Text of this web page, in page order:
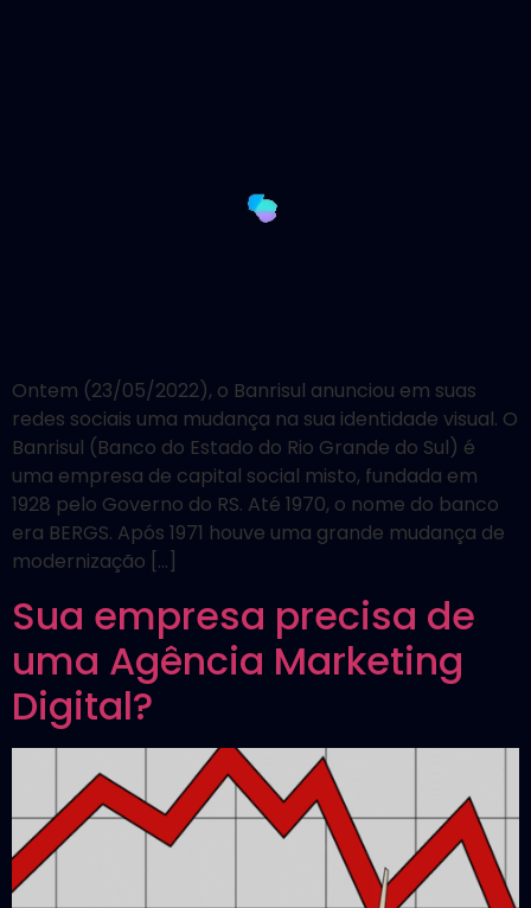
Ontem (23/05/2022), o Banrisul anunciou em suas
redes sociais uma mudança na sua identidade visual. O
Banrisul (Banco do Estado do Rio Grande do Sul) é
uma empresa de capital social misto, fundada em
1928 pelo Governo do RS. Até 1970, o nome do banco
era BERGS. Após 1971 houve uma grande mudança de
modernização […]
Sua empresa precisa de
uma Agência Marketing
Digital?